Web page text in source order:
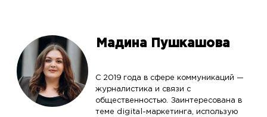
Мадина Пушкашова
С 2019 года в сфере коммуникаций —
журналистика и связи с
общественностью. Заинтересована в
теме digital-маркетинга, использую